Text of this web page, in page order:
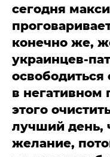
сегодня
конечно же,
украинцев-
освободиться
в негативном
этого
лучший день,
желание,